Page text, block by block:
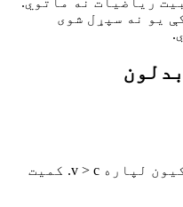
یو نه سپړل شوی
د عادي مادې لپاره v < c. د ټاکیون لپاره v > c. کمیت